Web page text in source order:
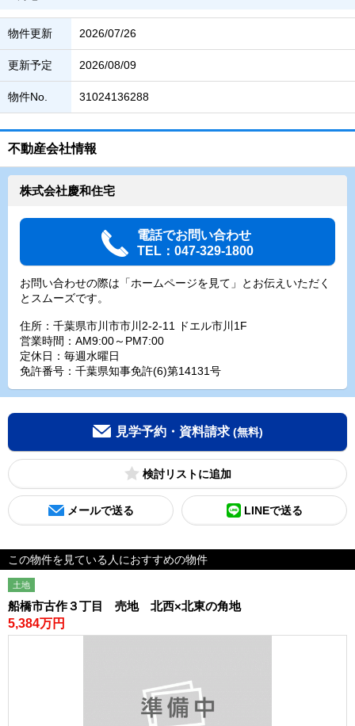
物件更新 2026/07/26
更新予定 2026/08/09
物件No. 31024136288
不動産会社情報
株式会社慶和住宅
電話でお問い合わせ
TEL：047-329-1800
お問い合わせの際は「ホームページを見て」とお伝えいただく
とスムーズです。
住所：千葉県市川市市川2-2-11 ドエル市川1F
営業時間：AM9:00～PM7:00
定休日：毎週水曜日
免許番号：千葉県知事免許(6)第14131号
見学予約・資料請求 (無料)
検討リスト
メールで送る LINEで送る
この物件を見ている人におすすめの物件
土地
船橋市古作３丁目 売地 北西×北東の角地
5,384万円